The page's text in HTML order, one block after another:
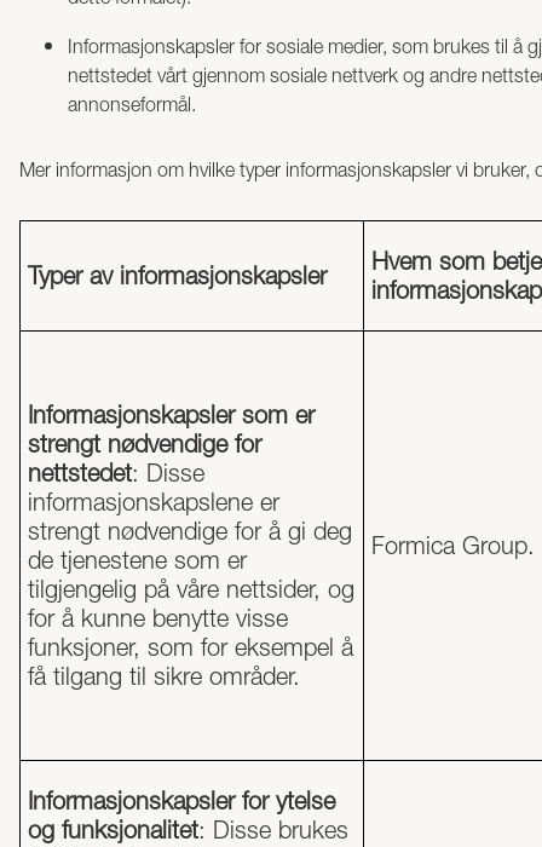
Informasjonskapsler for sosiale medier, som brukes til å
nettstedet vårt gjennom sosiale nettverk og andre
annonseformål.
Mer informasjon om hvilke typer informasjonskapsler vi
Typer av informasjonskapsler
Hvem som
Informasjonskapsler som er
strengt nødvendige for
nettstedet: Disse
informasjonskapslene er
strengt nødvendige for å gi deg
de tjenestene som er
tilgjengelig på våre nettsider, og
for å kunne benytte visse
funksjoner, som for eksempel å
få tilgang til sikre områder.
Formica Group.
Informasjonskapsler for ytelse
og funksjonalitet: Disse brukes